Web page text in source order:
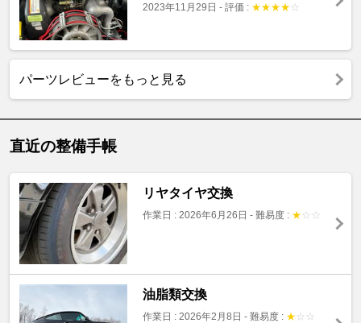
2023年11月29日 - 評価 : ★★★★ ☆
パーツレビューをもっと見る
直近の整備手帳
リヤタイヤ交換
作業日 : 2026年6月26日 - 難易度 : ★ ☆ ☆
油脂類交換
作業日 : 2026年2月8日 - 難易度 : ★ ☆ ☆